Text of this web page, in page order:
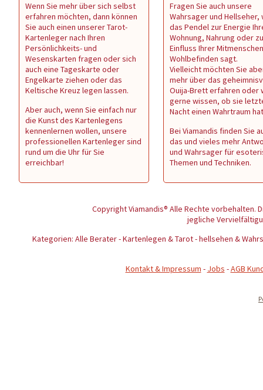
Wenn Sie mehr über sich selbst
erfahren möchten, dann können
Sie auch einen unserer Tarot-
Kartenleger nach Ihren
Persönlichkeits- und
Wesenskarten fragen oder sich
auch eine Tageskarte oder
Engelkarte ziehen oder das
Keltische Kreuz legen lassen.
Aber auch, wenn Sie einfach nur
die Kunst des Kartenlegens
kennenlernen wollen, unsere
professionellen Kartenleger sind
rund um die Uhr für Sie
erreichbar!
Fragen Sie auch unsere
Wahrsager und Hellseher,
das Pendel zur Energie
Wohnung, Nahrung oder
Einfluss Ihrer
Wohlbefinden sagt.
Vielleicht möchten Sie
mehr über das
Ouija-Brett erfahren oder
gerne wissen, ob sie
Nacht einen Wahrtraum
Bei Viamandis finden Sie
das und vieles mehr
und Wahrsager für
Themen und Techniken.
Copyright Viamandis® Alle Rechte vorbehalten.
jegliche
Kategorien: Alle Berater - Kartenlegen & Tarot - hellsehen &
Kontakt & Impressum - Jobs -AGB